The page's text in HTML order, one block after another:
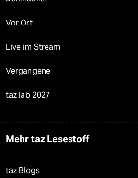
Vor Ort
Live im Stream
Vergangene
taz lab 2027
Mehr taz Lesestoff
taz Blogs